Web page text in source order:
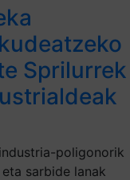
Sprilurrek
poligonorik
sarbide lanak